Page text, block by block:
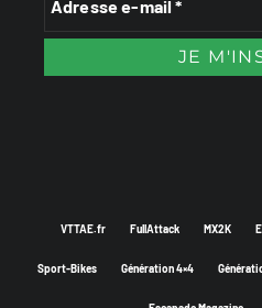
VTTAE.fr FullAttack MX2K
Sport-Bikes Génération 4×4